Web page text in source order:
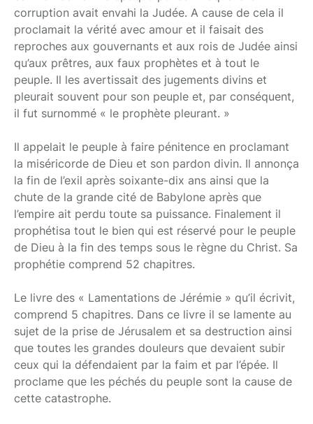
corruption avait envahi la Judée. A cause de cela il
proclamait la vérité avec amour et il faisait des
reproches aux gouvernants et aux rois de Judée ainsi
qu’aux prêtres, aux faux prophètes et à tout le
peuple. Il les avertissait des jugements divins et
pleurait souvent pour son peuple et, par conséquent,
il fut surnommé « le prophète pleurant. »
Il appelait le peuple à faire pénitence en proclamant
la miséricorde de Dieu et son pardon divin. Il annonça
la fin de l’exil après soixante-dix ans ainsi que la
chute de la grande cité de Babylone après que
l’empire ait perdu toute sa puissance. Finalement il
prophétisa tout le bien qui est réservé pour le peuple
de Dieu à la fin des temps sous le règne du Christ. Sa
prophétie comprend 52 chapitres.
Le livre des « Lamentations de Jérémie » qu’il écrivit,
comprend 5 chapitres. Dans ce livre il se lamente au
sujet de la prise de Jérusalem et sa destruction ainsi
que toutes les grandes douleurs que devaient subir
ceux qui la défendaient par la faim et par l’épée. Il
proclame que les péchés du peuple sont la cause de
cette catastrophe.